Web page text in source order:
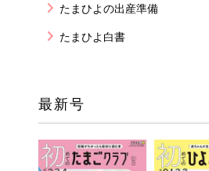
たまひよの出産準備
たまひよ白書
最新号